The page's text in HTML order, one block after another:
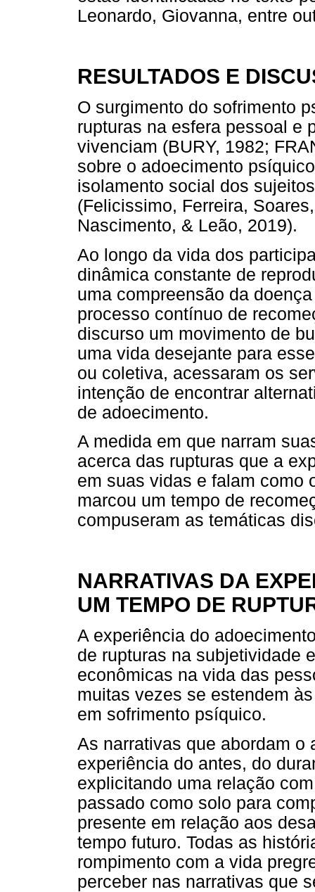
Leonardo, Giovanna, entre
RESULTADOS E
O surgimento do sofrimento
rupturas na esfera pessoal e
vivenciam (BURY, 1982;
sobre o adoecimento
isolamento social dos
(Felicissimo, Ferreira,
Nascimento, & Leão, 2019).
Ao longo da vida dos
dinâmica constante de
uma compreensão da
processo contínuo de
discurso um movimento de
uma vida desejante para
ou coletiva, acessaram os
intenção de encontrar
de adoecimento.
A medida em que narram
acerca das rupturas que a
em suas vidas e falam como
marcou um tempo de
compuseram as temáticas
NARRATIVAS DA
UM TEMPO DE
A experiência do
de rupturas na subjetividade
econômicas na vida das
muitas vezes se estendem
em sofrimento psíquico.
As narrativas que abordam o
experiência do antes, do
explicitando uma relação
passado como solo para
presente em relação aos
tempo futuro. Todas as
rompimento com a vida
perceber nas narrativas que